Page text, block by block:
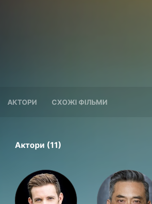
АКТОРИ СХОЖІ ФІЛЬМИ
Актори (11)